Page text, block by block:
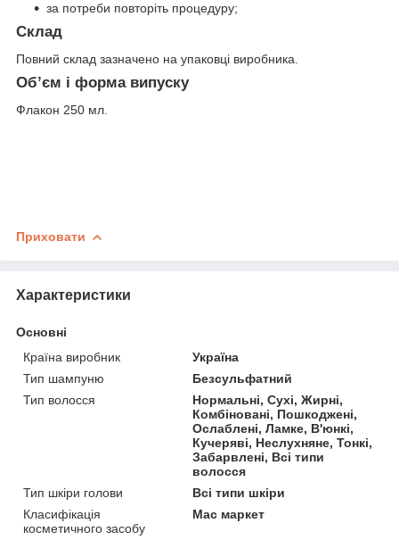
за потреби повторіть процедуру;
Склад
Повний склад зазначено на упаковці виробника.
Об’єм і форма випуску
Флакон 250 мл.
Приховати
Характеристики
Основні
Країна виробник
Україна
Тип шампуню
Безсульфатний
Тип волосся
Нормальні, Сухі, Жирні,
Комбіновані, Пошкоджені,
Ослаблені, Ламке, В'юнкі,
Кучеряві, Неслухняне, Тонкі,
Забарвлені, Всі типи
волосся
Тип шкіри голови
Всі типи шкіри
Класифікація
косметичного засобу
Мас маркет